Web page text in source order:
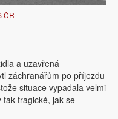
ČR
a uzavřená
záchranářům po příjezdu
situace vypadala velmi
tak tragické, jak se